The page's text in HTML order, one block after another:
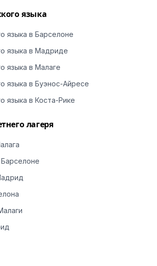
языка
языка в Барселоне
языка в Мадриде
языка в Малаге
языка в Буэнос-Айресе
языка в Коста-Рике
лагеря